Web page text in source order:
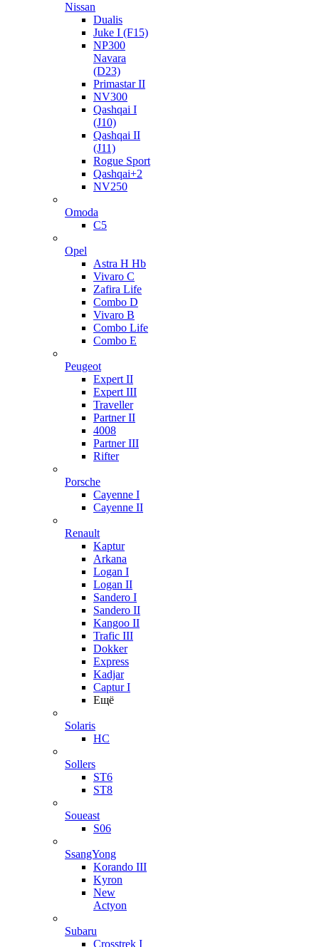
Nissan
Dualis
Juke I (F15)
NP300
Navara
(D23)
Primastar II
NV300
Qashqai I
(J10)
Qashqai II
(J11)
Rogue Sport
Qashqai+2
NV250
Omoda
C5
Opel
Astra H Hb
Vivaro C
Zafira Life
Combo D
Vivaro B
Combo Life
Combo E
Peugeot
Expert II
Expert III
Traveller
Partner II
4008
Partner III
Rifter
Porsche
Cayenne I
Cayenne II
Renault
Kaptur
Arkana
Logan I
Logan II
Sandero I
Sandero II
Kangoo II
Trafic III
Dokker
Express
Kadjar
Captur I
Ещё
Solaris
HC
Sollers
ST6
ST8
Soueast
S06
SsangYong
Korando III
Kyron
New
Actyon
Subaru
Crosstrek I